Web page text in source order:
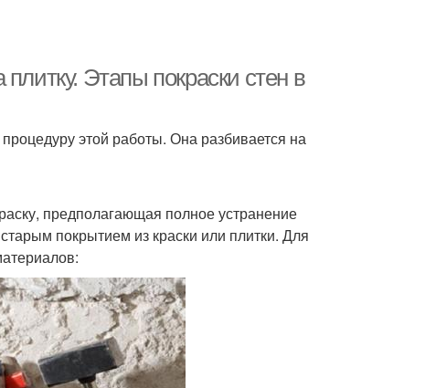
Этапы покраски стен в
этой работы. Она разбивается на
предполагающая полное устранение
покрытием из краски или плитки. Для